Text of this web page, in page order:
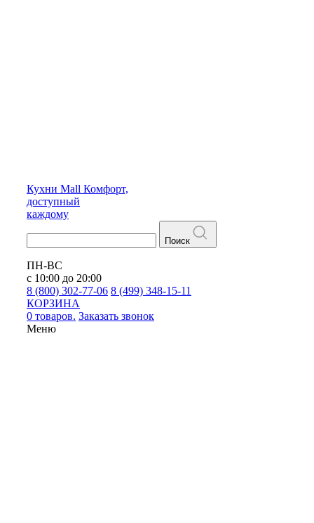
Кухни Mall Комфорт,
доступный
каждому
Поиск
ПН-ВС
с 10:00 до 20:00
8 (800) 302-77-06 8 (499) 348-15-11
КОРЗИНА
0 товаров. Заказать звонок
Меню